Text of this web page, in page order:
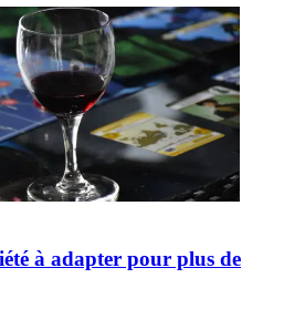
à adapter pour plus de